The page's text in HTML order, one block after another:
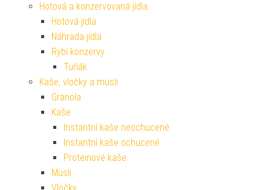
Hotová a konzervovaná jídla
Hotová jídla
Náhrada jídla
Rybí konzervy
Tuňák
Kaše, vločky a müsli
Granola
Kaše
Instantní kaše neochucené
Instantní kaše ochucené
Proteinové kaše
Müsli